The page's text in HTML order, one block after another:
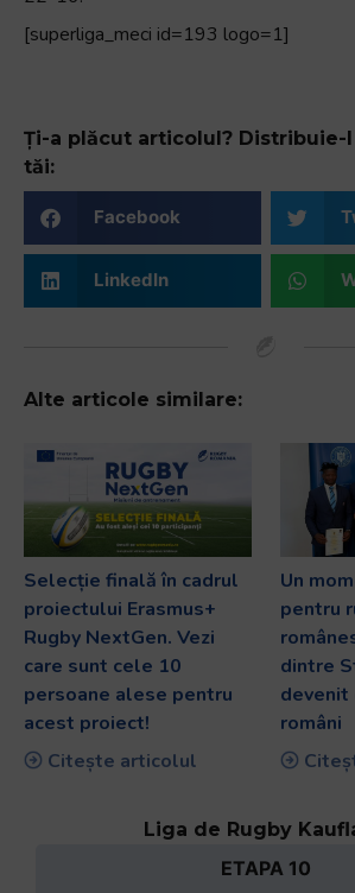
[superliga_meci id=193 logo=1]
Ți-a plăcut articolul?
tăi:
Facebook
LinkedIn
Alte articole similare:
Selecție finală în cadrul
proiectului Erasmus+
Rugby NextGen. Vezi
care sunt cele 10
persoane alese pentru
acest proiect!
Citește articolul
Un
pentru
dintre
devenit
români
Liga de Rugby
ETAPA 10